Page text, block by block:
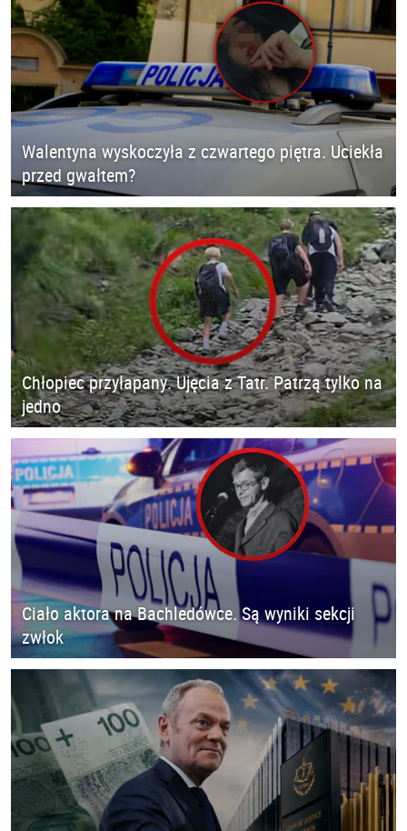
Walentyna wyskoczyła z czwartego piętra. Uciekła
przed gwałtem?
Chłopiec przyłapany. Ujęcia z Tatr. Patrzą tylko na
jedno
Ciało aktora na Bachledówce. Są wyniki sekcji
zwłok